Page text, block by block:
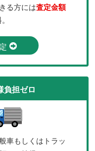
る方には査定金額
負担ゼロ
車もしくはトラッ